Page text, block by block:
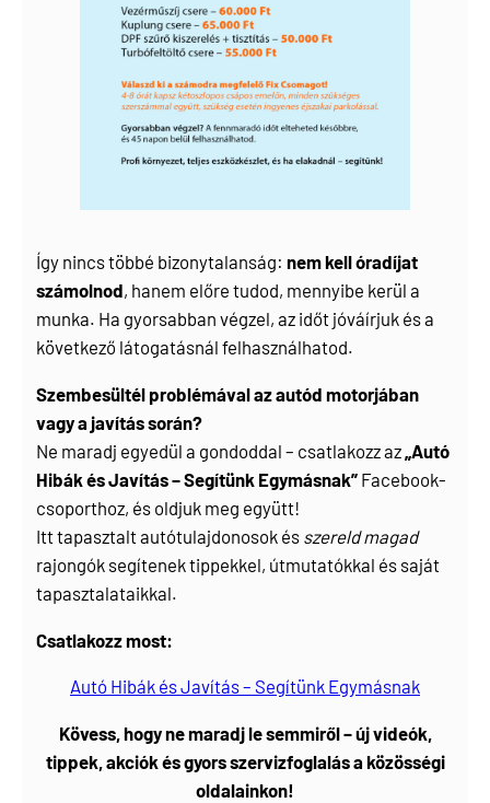
Így nincs többé bizonytalanság:nem kell óradíjat
számolnod, hanem előre tudod, mennyibe kerül a
munka. Ha gyorsabban végzel, az időt jóváírjuk és a
következő látogatásnál felhasználhatod.
Szembesültél problémával az autód motorjában
vagy a javítás során?
Ne maradj egyedül a gondoddal – csatlakozz az „Autó
Hibák és Javítás – Segítünk Egymásnak” Facebook-
csoporthoz, és oldjuk meg együtt!
Itt tapasztalt autótulajdonosok és szereld magad
rajongók segítenek tippekkel, útmutatókkal és saját
tapasztalataikkal.
Csatlakozz most:
Autó Hibák és Javítás – Segítünk Egymásnak
Kövess, hogy ne maradj le semmiről – új videók,
tippek, akciók és gyors szervizfoglalás a közösségi
oldalainkon!